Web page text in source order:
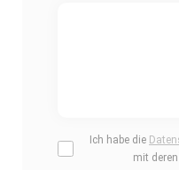
Ich habe die
mit